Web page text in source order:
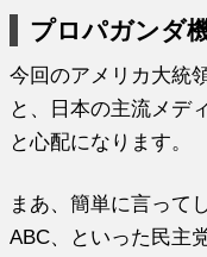
プロパガンダ
今回のアメリカ大統
と、日本の主流メデ
と心配になります。
まあ、簡単に言って
ABC、といった民主